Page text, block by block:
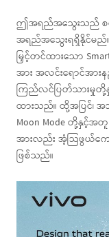
ဤအရည်အသွေးသည်
အရည်အသွေးရရှိနိုင်မည်။
မြှင့်တင်ထားသော
အား အလင်းရောင်အား
ကြည်လင်ပြတ်သားမှုတို့
ထားသည်။ ထို့အပြင်၊ အ
Moon Mode တို့နှင့်အ
အားလည်း အံ့သြဖွယ်က
ဖြစ်သည်။